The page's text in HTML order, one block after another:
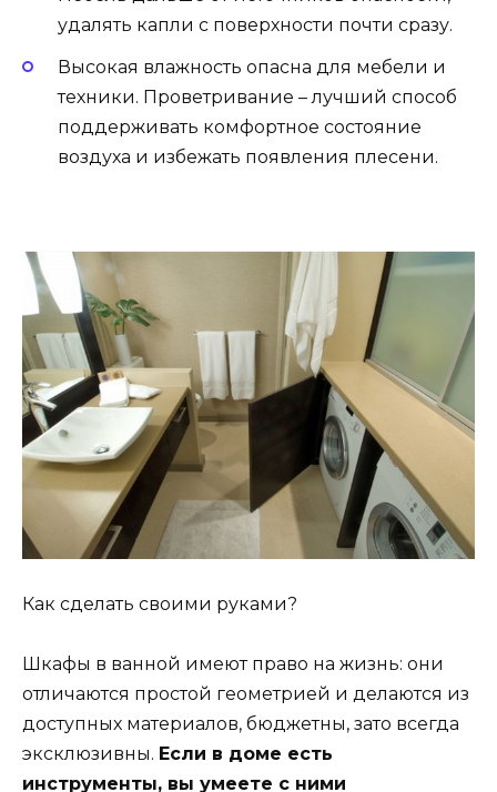
удалять капли с поверхности почти сразу.
Высокая влажность опасна для мебели и
техники. Проветривание – лучший способ
поддерживать комфортное состояние
воздуха и избежать появления плесени.
Как сделать своими руками?
Шкафы в ванной имеют право на жизнь: они
отличаются простой геометрией и делаются из
доступных материалов, бюджетны, зато всегда
эксклюзивны. Если в доме есть
инструменты, вы умеете с ними